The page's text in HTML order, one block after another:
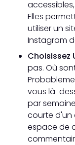
Elles
utiliser un
Instagram
Choisissez
pas. Où
vous là-
par
courte d'un
espace de